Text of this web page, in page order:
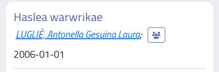
Haslea warwrikae
LUGLIÈ, Antonella Gesuina Laura;
2006-01-01